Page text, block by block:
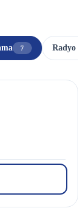
7 Radyo